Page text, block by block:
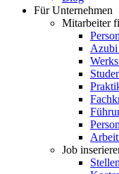
Für Unternehmen
Mitarbeiter
Job